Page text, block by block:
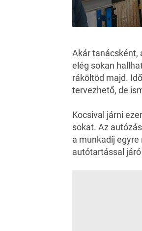
Akár tanácsként,
elég sokan
ráköltöd majd.
tervezhető, de
Kocsival járni
sokat. Az
a munkadíj
autótartással